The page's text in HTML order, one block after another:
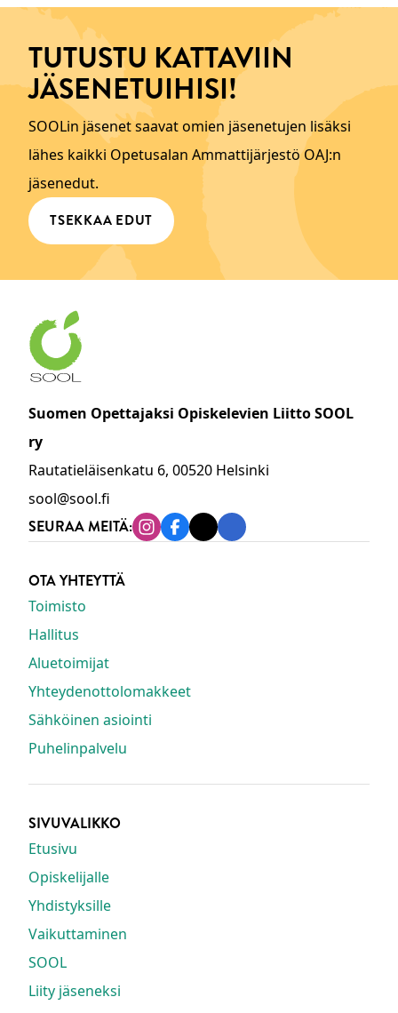
TUTUSTU KATTAVIIN
JÄSENETUIHISI!
SOOLin jäsenet saavat omien jäsenetujen lisäksi
lähes kaikki Opetusalan Ammattijärjestö OAJ:n
jäsenedut.
TSEKKAA EDUT
Suomen Opettajaksi Opiskelevien Liitto SOOL
ry
Rautatieläisenkatu 6, 00520 Helsinki
sool@sool.fi
SEURAA MEITÄ: Instagram
Facebook
TiktokLinkedin
OTA YHTEYTTÄ
Toimisto
Hallitus
Aluetoimijat
Yhteydenottolomakkeet
Sähköinen asiointi
Puhelinpalvelu
SIVUVALIKKO
Etusivu
Opiskelijalle
Yhdistyksille
Vaikuttaminen
SOOL
Liity jäseneksi